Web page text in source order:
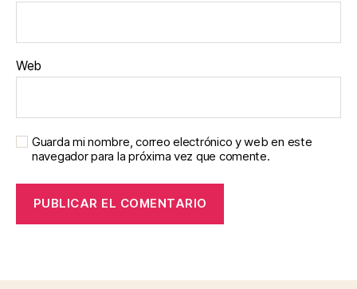
Web
Guarda mi nombre, correo electrónico y web en este
navegador para la próxima vez que comente.